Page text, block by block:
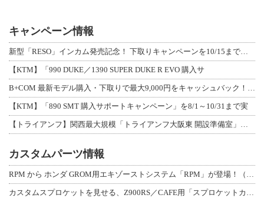
キャンペーン情報
新型「RESO」インカム発売記念！ 下取りキャンペーンを10/15まで延長して開
【KTM】「990 DUKE／1390 SUPER DUKE R EVO 購入サ
B+COM 最新モデル購入・下取りで最大9,000円をキャッシュバック！「B+F
【KTM】「890 SMT 購入サポートキャンペーン」を8/1～10/31まで実
【トライアンフ】関西最大規模「トライアンフ大阪東 開設準備室」がオープン！ 限定
カスタムパーツ情報
RPM から ホンダ GROM用エキゾーストシステム「RPM」が登場！（動画あり
カスタムスプロケットを見せる、Z900RS／CAFE用「スプロケットカバーフルキ